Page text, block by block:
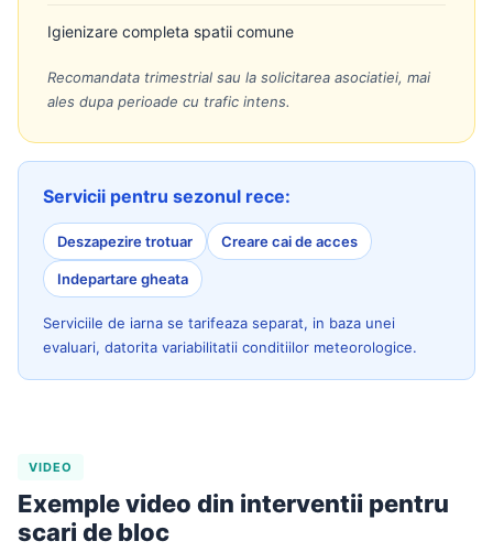
Igienizare completa spatii comune
Recomandata trimestrial sau la solicitarea asociatiei, mai
ales dupa perioade cu trafic intens.
Servicii pentru sezonul rece:
Deszapezire trotuar Creare cai de acces
Indepartare gheata
Serviciile de iarna se tarifeaza separat, in baza unei
evaluari, datorita variabilitatii conditiilor meteorologice.
VIDEO
Exemple video din interventii pentru
scari de bloc